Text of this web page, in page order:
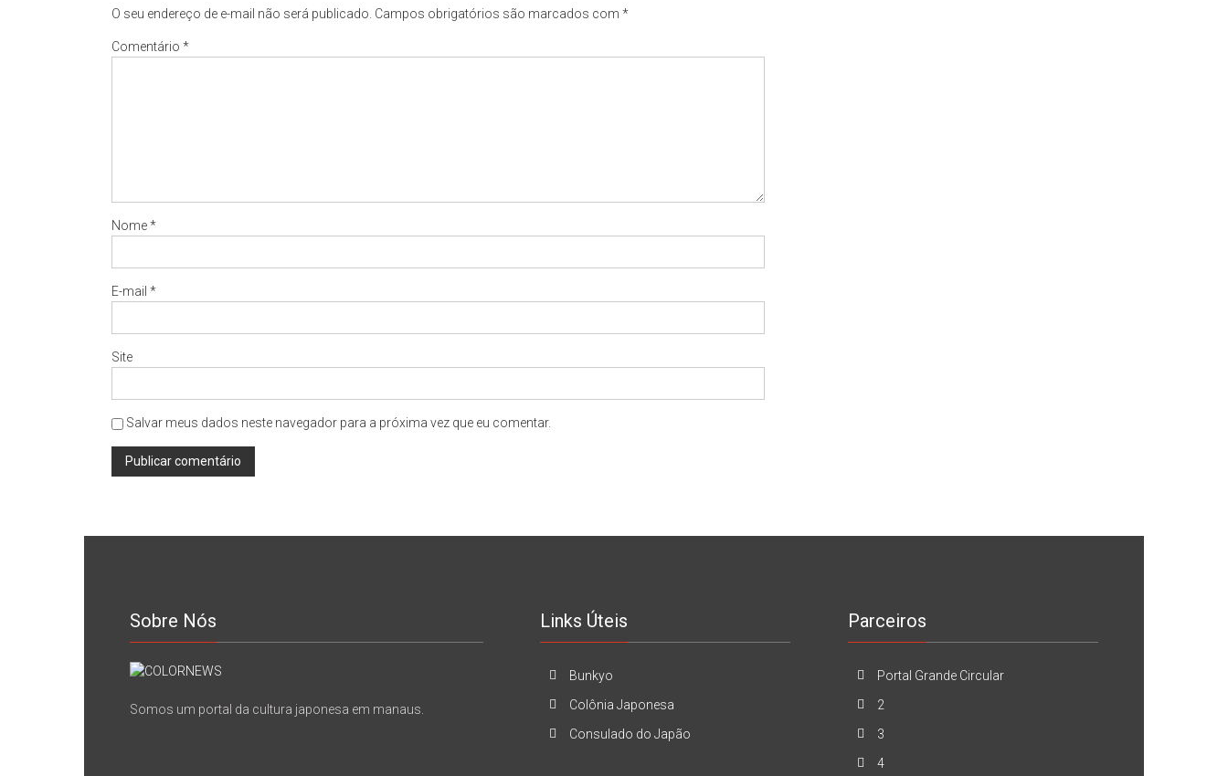
O seu endereço de e-mail não será publicado. Campos obrigatórios são marcados com *
Comentário *
Nome*
E-mail *
Site
Salvar meus dados neste navegador para a próxima vez que eu comentar.
Sobre Nós
Somos um portal da cultura japonesa em manaus.
Links Úteis
Bunkyo
Colônia Japonesa
Consulado do Japão
Parceiros
Portal Grande Circular
2
3
4